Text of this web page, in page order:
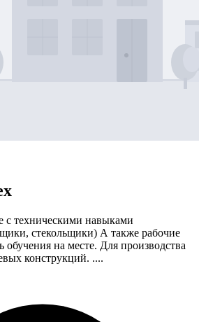
техническими навыками
стекольщики) А также рабочие
обучения на месте. Для производства
конструкций. ....